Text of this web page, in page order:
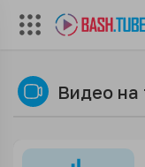
Видео на